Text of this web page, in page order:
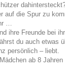
auf die Spur zu
…
ihre Freunde bei
du auch etwas
persönlich – liebt.
ab 8 Jahren